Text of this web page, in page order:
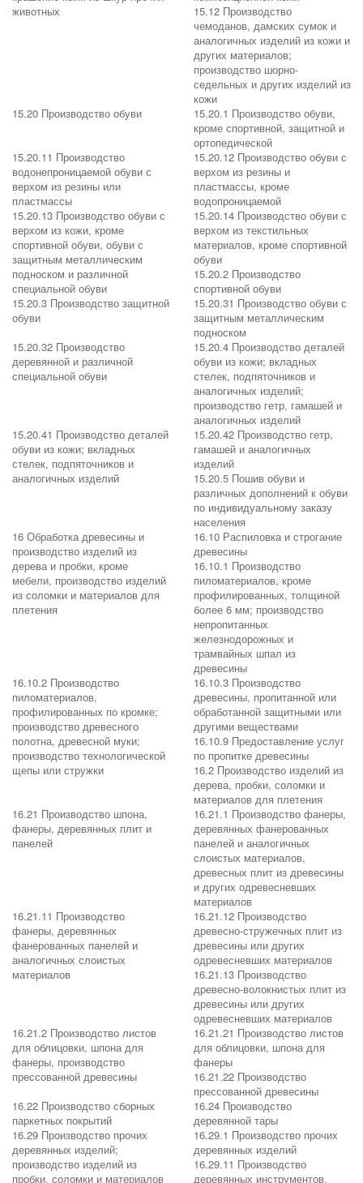
животных
15.12 Производство
чемоданов, дамских сумок и
аналогичных изделий из кожи и
других материалов;
производство шорно-
седельных и других изделий из
кожи
15.20 Производство обуви
15.20.1 Производство обуви,
кроме спортивной, защитной и
ортопедической
15.20.11 Производство
водонепроницаемой обуви с
верхом из резины или
пластмассы
15.20.12 Производство обуви с
верхом из резины и
пластмассы, кроме
водопроницаемой
15.20.13 Производство обуви с
верхом из кожи, кроме
спортивной обуви, обуви с
защитным металлическим
подноском и различной
специальной обуви
15.20.14 Производство обуви с
верхом из текстильных
материалов, кроме спортивной
обуви
15.20.2 Производство
спортивной обуви
15.20.3 Производство защитной
обуви
15.20.31 Производство обуви с
защитным металлическим
подноском
15.20.32 Производство
деревянной и различной
специальной обуви
15.20.4 Производство деталей
обуви из кожи; вкладных
стелек, подпяточников и
аналогичных изделий;
производство гетр, гамашей и
аналогичных изделий
15.20.41 Производство деталей
обуви из кожи; вкладных
стелек, подпяточников и
аналогичных изделий
15.20.42 Производство гетр,
гамашей и аналогичных
изделий
15.20.5 Пошив обуви и
различных дополнений к обуви
по индивидуальному заказу
населения
16 Обработка древесины и
производство изделий из
дерева и пробки, кроме
мебели, производство изделий
из соломки и материалов для
плетения
16.10 Распиловка и строгание
древесины
16.10.1 Производство
пиломатериалов, кроме
профилированных, толщиной
более 6 мм; производство
непропитанных
железнодорожных и
трамвайных шпал из
древесины
16.10.2 Производство
пиломатериалов,
профилированных по кромке;
производство древесного
полотна, древесной муки;
производство технологической
щепы или стружки
16.10.3 Производство
древесины, пропитанной или
обработанной защитными или
другими веществами
16.10.9 Предоставление услуг
по пропитке древесины
16.2 Производство изделий из
дерева, пробки, соломки и
материалов для плетения
16.21 Производство шпона,
фанеры, деревянных плит и
панелей
16.21.1 Производство фанеры,
деревянных фанерованных
панелей и аналогичных
слоистых материалов,
древесных плит из древесины
и других одревесневших
материалов
16.21.11 Производство
фанеры, деревянных
фанерованных панелей и
аналогичных слоистых
материалов
16.21.12 Производство
древесно-стружечных плит из
древесины или других
одревесневших материалов
16.21.13 Производство
древесно-волокнистых плит из
древесины или других
одревесневших материалов
16.21.2 Производство листов
для облицовки, шпона для
фанеры, производство
прессованной древесины
16.21.21 Производство листов
для облицовки, шпона для
фанеры
16.21.22 Производство
прессованной древесины
16.22 Производство сборных
паркетных покрытий
16.24 Производство
деревянной тары
16.29 Производство прочих
деревянных изделий;
производство изделий из
пробки, соломки и материалов
16.29.1 Производство прочих
деревянных изделий
16.29.11 Производство
деревянных инструментов,